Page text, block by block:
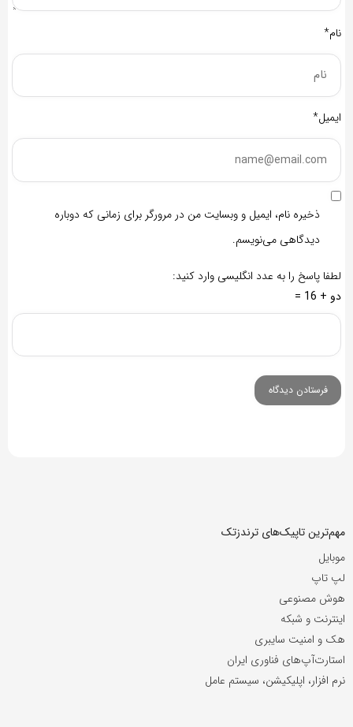
نام*
ایمیل*
ذخیره نام، ایمیل و وبسایت من در مرورگر برای زمانی که دوباره
دیدگاهی می‌نویسم.
لطفا پاسخ را به عدد انگلیسی وارد کنید:
دو + 16 =
مهم‌ترین تاپیک‌های ترندزتک
موبایل
لپ تاپ
هوش مصنوعی
اینترنت و شبکه
هک و امنیت سایبری
استارت‌آپ‌های فناوری ایران
نرم افزار، اپلیکیشن، سیستم عامل